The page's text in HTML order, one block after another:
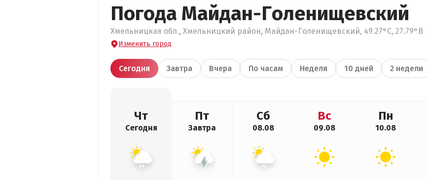
Погода Майдан-Голенищевский
Хмельницкая обл., Хмельницкий район, Майдан-Голенищевский, 49.27°С, 27.79°В
Изменить город
Сегодня Завтра Вчера По часам Неделя 10 дней 2 недели
Чт
Сегодня
Пт
Завтра
Сб
08.08
Вс
09.08
Пн
10.08